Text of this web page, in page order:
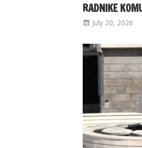
RADNIKE
July 20, 2026